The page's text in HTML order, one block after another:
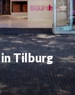
Tilburg